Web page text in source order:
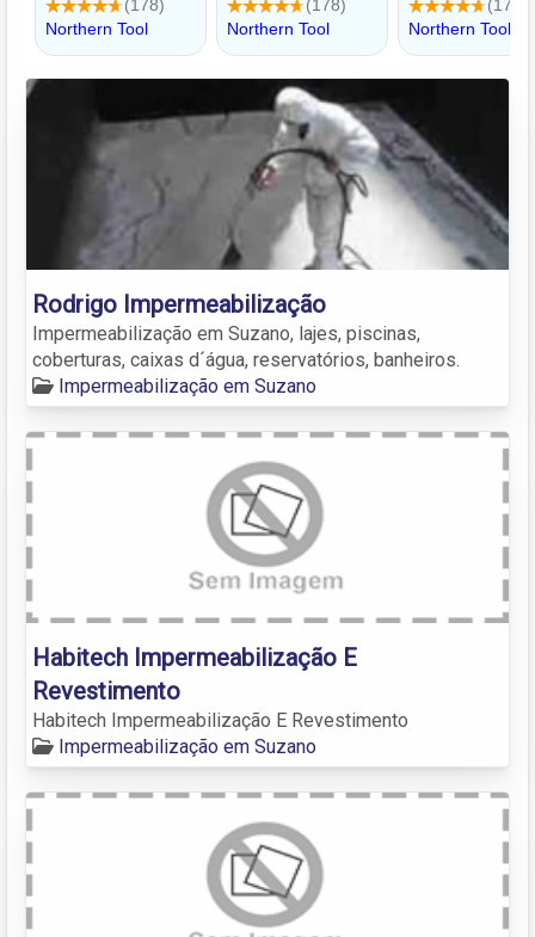
Rodrigo Impermeabilização
Impermeabilização em Suzano, lajes, piscinas,
coberturas, caixas d´água, reservatórios, banheiros.
Impermeabilização em Suzano
Habitech Impermeabilização E
Revestimento
Habitech Impermeabilização E Revestimento
Impermeabilização em Suzano